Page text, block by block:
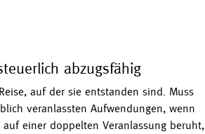
abzugsfähig
auf der sie entstanden sind. Muss
veranlassten Aufwendungen, wenn
einer doppelten Veranlassung beruht,